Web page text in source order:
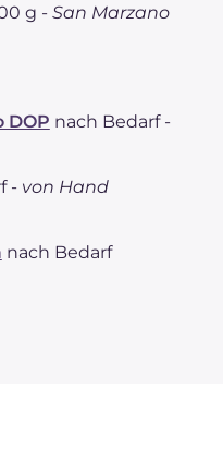
g - San Marzano
DOP nach Bedarf -
- von Hand
nach Bedarf